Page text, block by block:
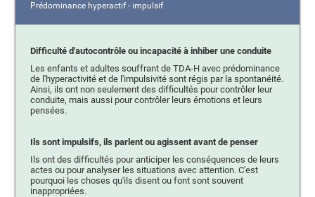
Prédominance hyperactif - impulsif
Difficulté d'autocontrôle ou incapacité à inhiber une conduite
Les enfants et adultes souffrant de TDA-H avec prédominance
de l'hyperactivité et de l'impulsivité sont régis par la spontanéité.
Ainsi, ils ont non seulement des difficultés pour contrôler leur
conduite, mais aussi pour contrôler leurs émotions et leurs
pensées.
Ils sont impulsifs, ils parlent ou agissent avant de penser
Ils ont des difficultés pour anticiper les conséquences de leurs
actes ou pour analyser les situations avec attention. C'est
pourquoi les choses qu'ils disent ou font sont souvent
inappropriées.